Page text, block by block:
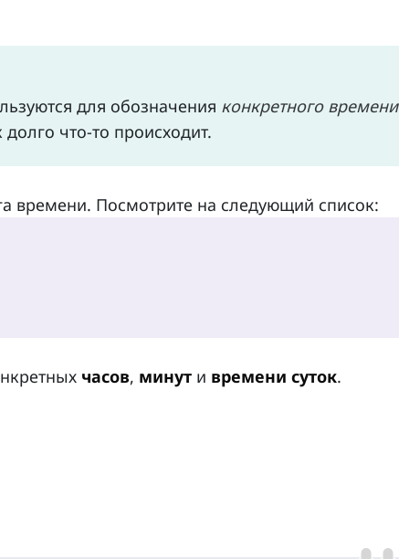
для обозначения конкретного времени
что-то происходит.
времени. Посмотрите на следующий список:
часов, минут и времени суток.